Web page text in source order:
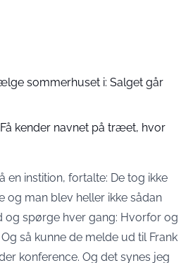
sommerhuset i: Salget går
kender navnet på træet, hvor
en instition, fortalte: De tog ikke
og man blev heller ikke sådan
og spørge hver gang: Hvorfor og
så kunne de melde ud til Frank
konference. Og det synes jeg